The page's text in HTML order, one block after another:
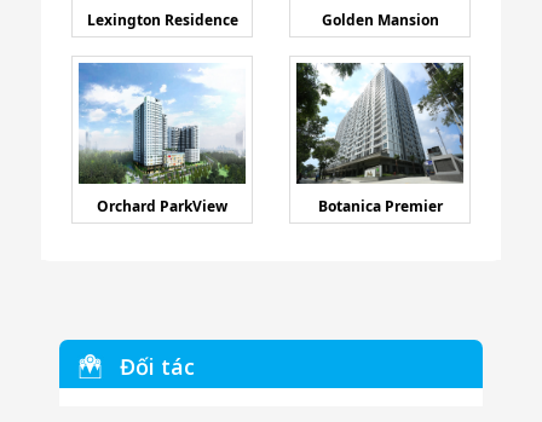
Lexington Residence Golden Mansion
Orchard ParkView Botanica Premier
Đối tác